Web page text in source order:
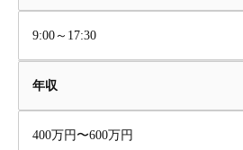
9:00～17:30
年収
400万円〜600万円